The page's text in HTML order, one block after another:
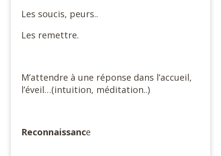
Les soucis, peurs..
Les remettre.
M’attendre à une réponse dans l’accueil,
l’éveil…(intuition, méditation..)
Reconnaissance